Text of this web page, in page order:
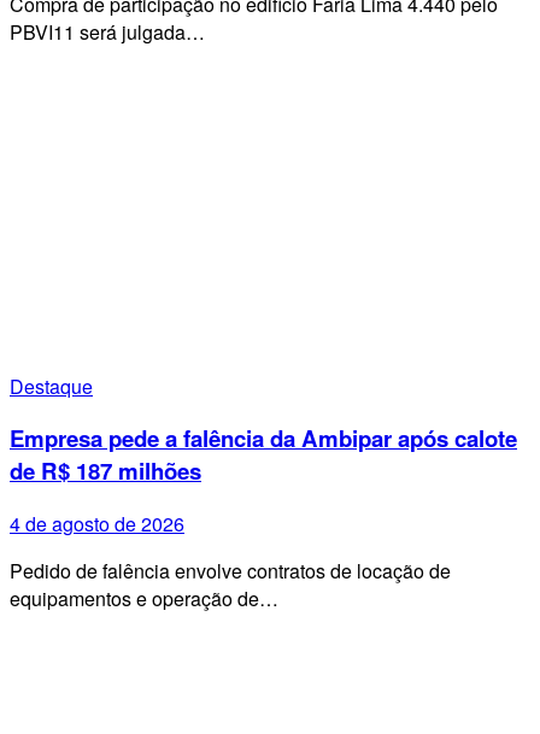
PBVI11 será julgada…
Destaque
Empresa pede a falência da Ambipar após calote
de R$ 187 milhões
4 de agosto de 2026
Pedido de falência envolve contratos de locação de
equipamentos e operação de…